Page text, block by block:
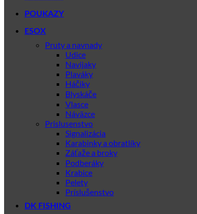
POUKAZY
ESOX
Pruty a navnady
Udice
Navijaky
Plaváky
Háčiky
Blyskáče
Vlasce
Náväzce
Prislusenstvo
Signalizácia
Karabinky a obratlíky
Záťaže a broky
Podberáky
Krabice
Pelety
Príslušenstvo
DK FISHING